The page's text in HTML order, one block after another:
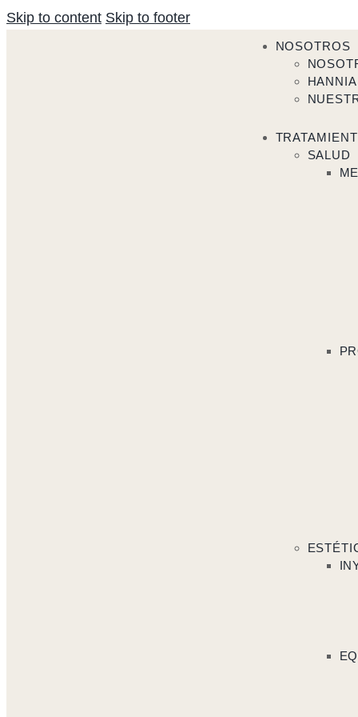
Skip to content Skip to footer
NOSOTROS
SALUD